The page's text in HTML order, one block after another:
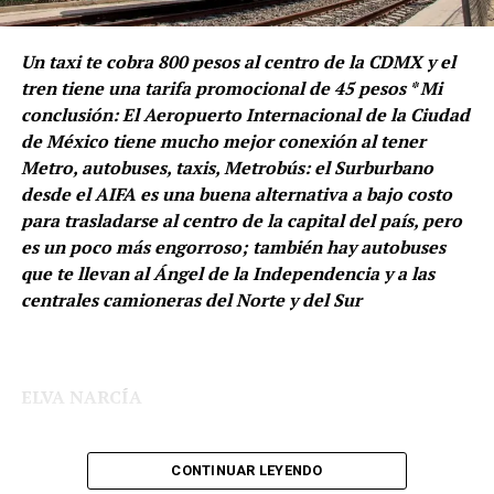
por ciento.
POR PARTIDOS, MORENA AVENTAJA
El sondeo también evaluó la intención de voto por
partido rumbo a la elección presidencial de 2030.
En ese apartado, Morena se mantuvo al frente con 43.8
por ciento de respaldo ciudadano.
generando un ahorro considerable para las instituciones
y fortaleciendo cadenas de suministro más eficientes.
La Sedena tendrá que abrir las puertas y ser más
transparente, pues hay que recordar que en días
pasados se dio a conocer que autoridades abrieron
carpetas de investigación contra una red de
proveedores de dicha Secretaría por presunto fraude
fiscal y sobreprecios que rondan los 700 millones de
pesos, lo que ha generado que se ponga sobre la lupa
varios contratos, como el de placas balísticas, que han
señalado serían de mala calidad.
Un taxi te cobra 800 pesos al centro de la CDMX y el
tren tiene una tarifa promocional de 45 pesos * Mi
conclusión: El Aeropuerto Internacional de la Ciudad
de México tiene mucho mejor conexión al tener
Metro, autobuses, taxis, Metrobús: el Surburbano
desde el AIFA es una buena alternativa a bajo costo
para trasladarse al centro de la capital del país, pero
es un poco más engorroso; también hay autobuses
que te llevan al Ángel de la Independencia y a las
centrales camioneras del Norte y del Sur
ELVA NARCÍA
CONTINUAR LEYENDO